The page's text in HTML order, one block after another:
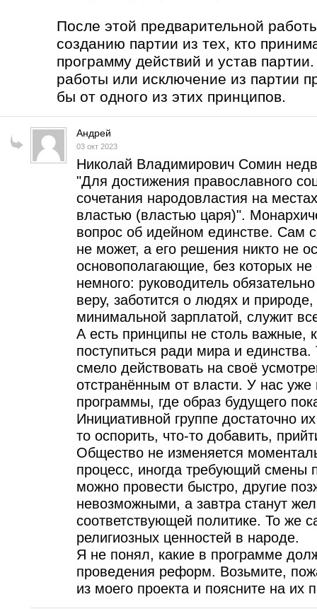
После этой предварительной
созданию партии из тех, кто
программу действий и устав
работы или исключение из партии
бы от одного из этих принципов.
Андрей
03 окт 2023
Николай Владимирович Сомин
"Для достижения православного
сочетания народовластия на
властью (властью царя)".
вопрос об идейном единстве. Сам
не может, а его решения никто не
основополагающие, без которых
немного: руководитель
веру, заботится о людях и природе,
минимальной зарплатой, служит
А есть принципы не столь важные,
поступиться ради мира и
смело действовать на своё
отстранённым от власти. У нас
программы, где образ будущего
Инициативной группе достаточно
то оспорить, что-то добавить,
Общество не изменяется
процесс, иногда требующий
можно провести быстро, другие
невозможными, а завтра станут
соответствующей политике. То же
религиозных ценностей в народе.
Я не понял, какие в программе
проведения реформ. Возьмите,
из моего проекта и поясните на их